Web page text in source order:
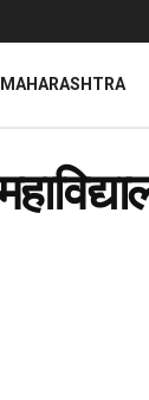
MAHARASHTRA